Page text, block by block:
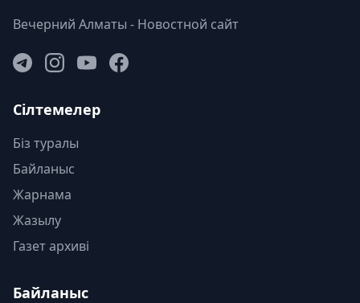
Вечерний Алматы - Новостной сайт
Сілтемелер
Біз туралы
Байланыс
Жарнама
Жазылу
Газет архиві
Байланыс